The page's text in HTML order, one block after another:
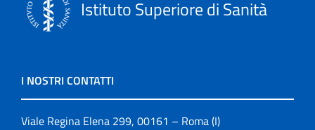
Istituto Superiore di Sanità
I NOSTRI CONTATTI
Viale Regina Elena 299, 00161 – Roma (I)